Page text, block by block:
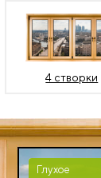
4 створки
Глухое